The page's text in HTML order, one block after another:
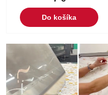
Do košíka